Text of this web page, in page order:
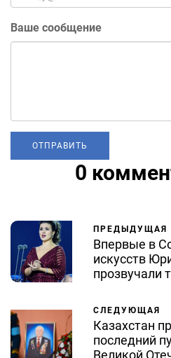
Ваше сообщение
0
ПРЕДЫДУЩАЯ
Впервые в
искусств
прозвучали
СЛЕДУЮЩАЯ
Казахстан
последний
Великой